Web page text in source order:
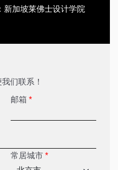
新加坡莱佛士设计学院
们联系！
邮箱 *
常居城市 *